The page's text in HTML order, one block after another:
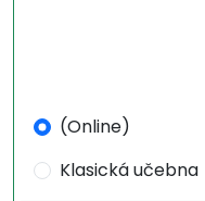
(Online)
Klasická učebna